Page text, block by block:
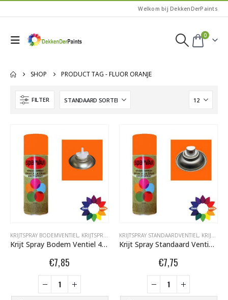
Welkom bij DekkenDerPaints
0
SHOP PRODUCT TAG -FLUOR ORANJE
FILTER
KRIJTSPRAY BODEMVENTIEL, KRIJTSPRAY BODEMVENTIEL 400 ML ,SPARVAR GRAFFITI
Krijt Spray Bodem Ventiel 400ml aFluor Oranje 6001005
€7,85
KRIJTSPRAY STANDAARDVENTIEL, KRIJTSPRAY STANDAARDVENTIEL 400 ML
Krijt Spray Standaard Ventiel Fluor Oranje 400ml 6000626
€7,75